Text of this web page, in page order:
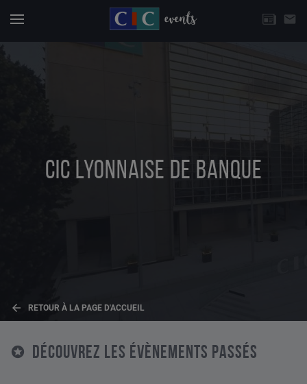
email
CHOISISSEZ UNE THÉMATIQUE
CIC LYONNAISE DE BANQUE
RETOUR À LA PAGE D'ACCUEIL
DÉCOUVREZ LES ÉVÈNEMENTS PASSÉS